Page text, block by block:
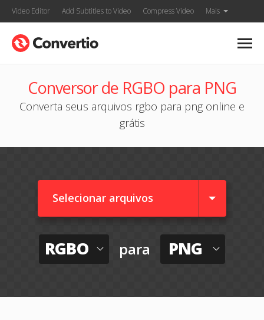
Video Editor Add Subtitles to Video Compress Video Mais
Conversor de RGBO para PNG
Converta seus arquivos rgbo para png online e
grátis
Selecionar arquivos
RGBO para PNG